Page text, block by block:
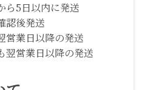
ら5日以内に発送
認後発送
営業日以降の発送
営業日以降の発送